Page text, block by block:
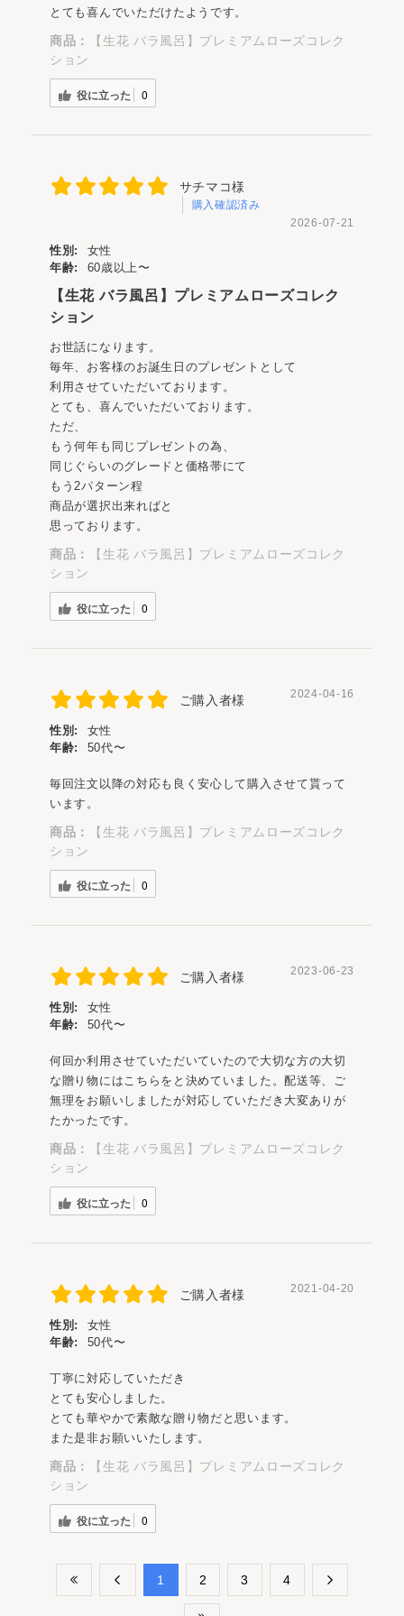
とても喜んでいただけたようです。
商品：
【生花 バラ風呂】プレミアムローズコレク
ション
役に立った 0
サチマコ様
購入確認済み
2026-07-21
性別:
女性
年齢:
60歳以上〜
【生花 バラ風呂】プレミアムローズコレク
ション
お世話になります。
毎年、お客様のお誕生日のプレゼントとして
利用させていただいております。
とても、喜んでいただいております。
ただ、
もう何年も同じプレゼントの為、
同じぐらいのグレードと価格帯にて
もう2パターン程
商品が選択出来ればと
思っております。
商品：
【生花 バラ風呂】プレミアムローズコレク
ション
役に立った 0
ご購入者様 2024-04-16
性別:
女性
年齢:
50代〜
毎回注文以降の対応も良く安心して購入させて貰って
います。
商品：
【生花 バラ風呂】プレミアムローズコレク
ション
役に立った 0
ご購入者様 2023-06-23
性別:
女性
年齢:
50代〜
何回か利用させていただいていたので大切な方の大切
な贈り物にはこちらをと決めていました。配送等、ご
無理をお願いしましたが対応していただき大変ありが
たかったです。
商品：
【生花 バラ風呂】プレミアムローズコレク
ション
役に立った 0
ご購入者様 2021-04-20
性別:
女性
年齢:
50代〜
丁寧に対応していただき
とても安心しました。
とても華やかで素敵な贈り物だと思います。
また是非お願いいたします。
商品：
【生花 バラ風呂】プレミアムローズコレク
ション
役に立った 0
​1 ​2 ​3 ​4